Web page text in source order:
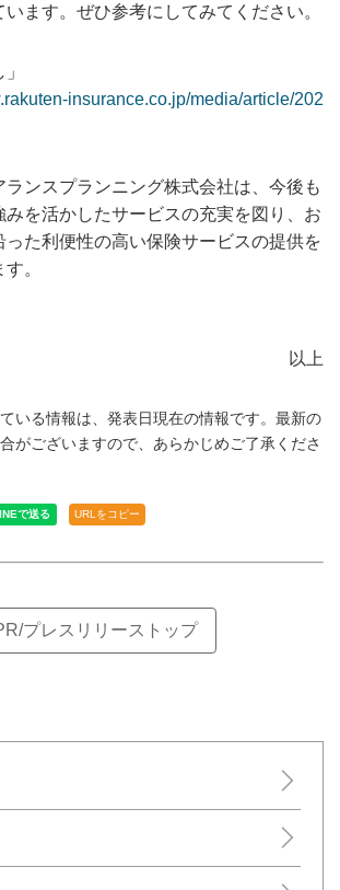
ます。ぜひ参考にしてみてください。
insurance.co.jp/media/article/202
ランスプランニング株式会社は、今後も
みを活かしたサービスの充実を図り、お
った利便性の高い保険サービスの提供を
。
以上
いる情報は、発表日現在の情報です。最新の
がございますので、あらかじめご了承くださ
URLをコピー
プレスリリーストップ